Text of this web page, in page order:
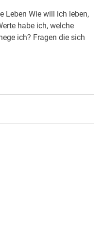
Leben Wie will ich leben,
habe ich, welche
ich? Fragen die sich